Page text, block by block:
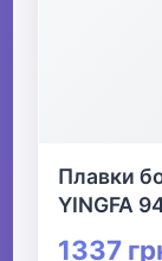
Плавки
YINGFA
1337